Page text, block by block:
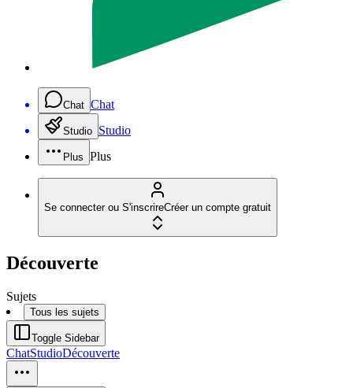
Chat Chat
Studio Studio
Plus Plus
Se connecter ou S'inscrireCréer un compte gratuit
Découverte
Sujets
Tous les sujets
Toggle Sidebar
ChatStudioDécouverte